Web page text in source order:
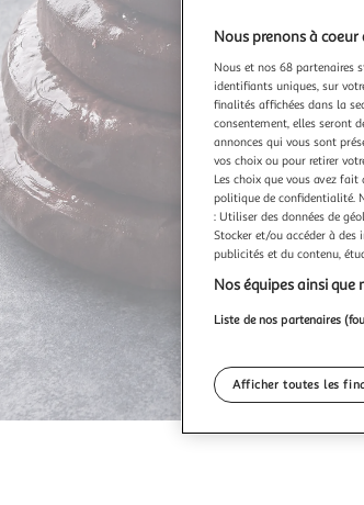
Nous prenons à
Nous et nos 68 partenaires
identifiants uniques, sur
finalités affichées dans la
consentement, elles seront
annonces qui vous sont
vos choix ou pour retirer
Les choix que vous avez
politique de confidentialité.
: Utiliser des données de
Stocker et/ou accéder à
publicités et du contenu,
Nos équipes ainsi
Liste de nos partenaires
Afficher toutes les